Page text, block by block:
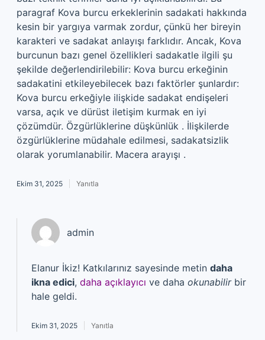
paragraf Kova burcu erkeklerinin sadakati hakkında
kesin bir yargıya varmak zordur, çünkü her bireyin
karakteri ve sadakat anlayışı farklıdır. Ancak, Kova
burcunun bazı genel özellikleri sadakatle ilgili şu
şekilde değerlendirilebilir: Kova burcu erkeğinin
sadakatini etkileyebilecek bazı faktörler şunlardır:
Kova burcu erkeğiyle ilişkide sadakat endişeleri
varsa, açık ve dürüst iletişim kurmak en iyi
çözümdür. Özgürlüklerine düşkünlük . İlişkilerde
özgürlüklerine müdahale edilmesi, sadakatsizlik
olarak yorumlanabilir. Macera arayışı .
Ekim 31, 2025 Yanıtla
admin
Elanur İkiz! Katkılarınız sayesinde metin daha
ikna edici, daha açıklayıcı ve daha okunabilirbir
hale geldi.
Ekim 31, 2025 Yanıtla